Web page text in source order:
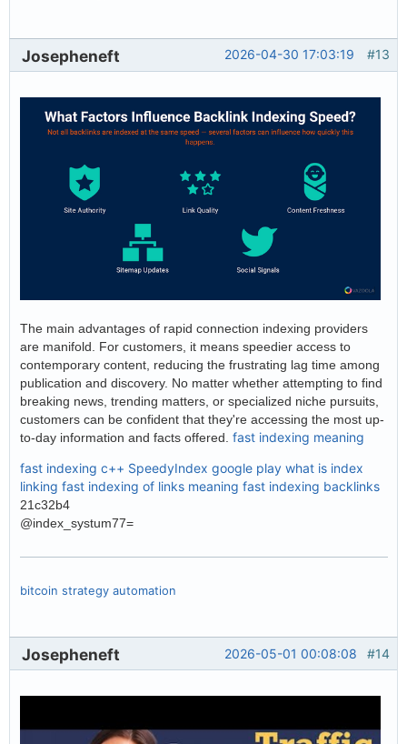
#13
2026-04-30 17:03:19
Josepheneft
The main advantages of rapid connection indexing providers
are manifold. For customers, it means speedier access to
contemporary content, reducing the frustrating lag time among
publication and discovery. No matter whether attempting to find
breaking news, trending matters, or specialized niche pursuits,
customers can be confident that they're accessing the most up-
to-day information and facts offered. fast indexing meaning
fast indexing c++ SpeedyIndex google play what is index
linking fast indexing of links meaning fast indexing backlinks
21c32b4
@index_systum77=
bitcoin strategy automation
#14
2026-05-01 00:08:08
Josepheneft